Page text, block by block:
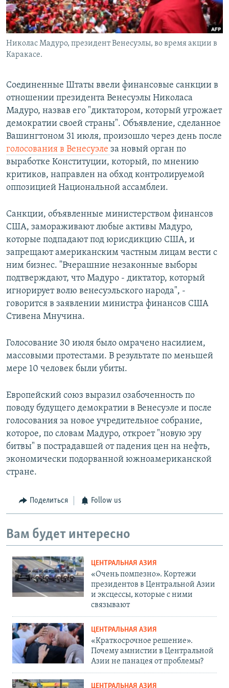
Николас Мадуро, президент Венесуэлы, во время акции в
Каракасе.
Соединенные Штаты ввели финансовые санкции в
отношении президента Венесуэлы Николаса
Мадуро, назвав его "диктатором, который угрожает
демократии своей страны". Объявление, сделанное
Вашингтоном 31 июля, произошло через день после
голосования в Венесуэле за новый орган по
выработке Конституции, который, по мнению
критиков, направлен на обход контролируемой
оппозицией Национальной ассамблеи.
Санкции, объявленные министерством финансов
США, замораживают любые активы Мадуро,
которые подпадают под юрисдикцию США, и
запрещают американским частным лицам вести с
ним бизнес. "Вчерашние незаконные выборы
подтверждают, что Мадуро - диктатор, который
игнорирует волю венесуэльского народа", -
говорится в заявлении министра финансов США
Стивена Мнучина.
Голосование 30 июля было омрачено насилием,
массовыми протестами. В результате по меньшей
мере 10 человек были убиты.
Европейский союз выразил озабоченность по
поводу будущего демократии в Венесуэле и после
голосования за новое учредительное собрание,
которое, по словам Мадуро, откроет "новую эру
битвы" в пострадавшей от падения цен на нефть,
экономически подорванной южноамериканской
стране.
Поделиться Follow us
Вам будет интересно
ЦЕНТРАЛЬНАЯ АЗИЯ
«Очень помпезно». Кортежи
президентов в Центральной Азии
и эксцессы, которые с ними
связывают
ЦЕНТРАЛЬНАЯ АЗИЯ
«Краткосрочное решение».
Почему амнистии в Центральной
Азии не панацея от проблемы?
ЦЕНТРАЛЬНАЯ АЗИЯ